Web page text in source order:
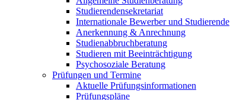
Studierendensekretariat
Internationale Bewerber und Studierende
Anerkennung & Anrechnung
Studienabbruchberatung
Studieren mit Beeinträchtigung
Psychosoziale Beratung
Prüfungen und Termine
Aktuelle Prüfungsinformationen
Prüfungspläne